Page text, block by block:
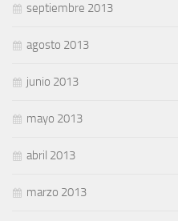
septiembre 2013
agosto 2013
junio 2013
mayo 2013
abril 2013
marzo 2013